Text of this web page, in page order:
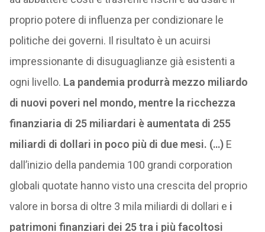
proprio potere di influenza per condizionare le
politiche dei governi. Il risultato è un acuirsi
impressionante di disuguaglianze già esistenti a
ogni livello. La pandemia produrrà mezzo miliardo
di nuovi poveri nel mondo, mentre la ricchezza
finanziaria di 25 miliardari è aumentata di 255
miliardi di dollari in poco più di due mesi. (…)E
dall’inizio della pandemia 100 grandi corporation
globali quotate hanno visto una crescita del proprio
valore in borsa di oltre 3 mila miliardi di dollari e i
patrimoni finanziari dei 25 tra i più facoltosi